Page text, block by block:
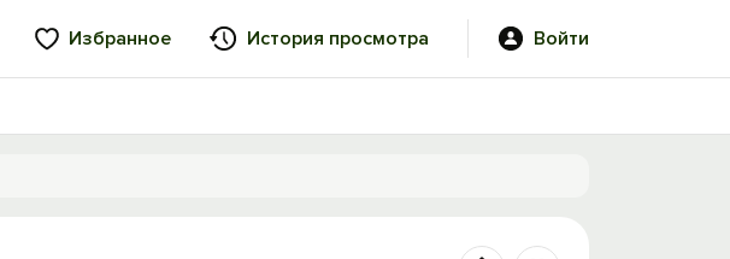
Избранное История просмотра Войти